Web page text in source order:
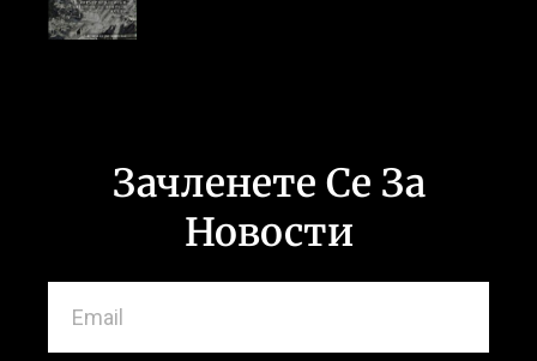
Зачленете Се За
Новости